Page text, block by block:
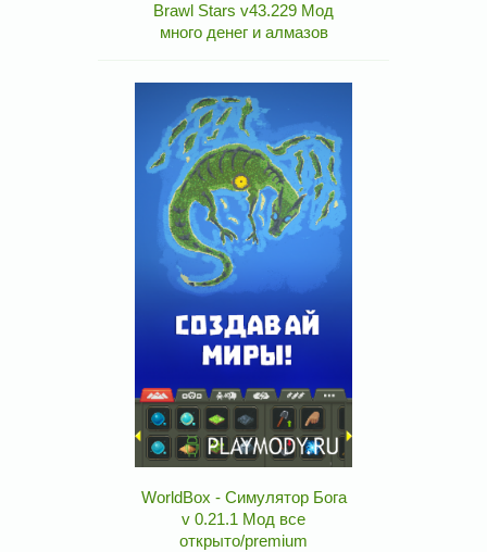
Brawl Stars v43.229 Мод
много денег и алмазов
WorldBox - Симулятор Бога
v 0.21.1 Мод все
открыто/premium